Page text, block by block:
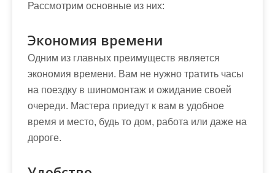
Рассмотрим основные из них:
Экономия времени
Одним из главных преимуществ является
экономия времени. Вам не нужно тратить часы
на поездку в шиномонтаж и ожидание своей
очереди. Мастера приедут к вам в удобное
время и место, будь то дом, работа или даже на
дороге.